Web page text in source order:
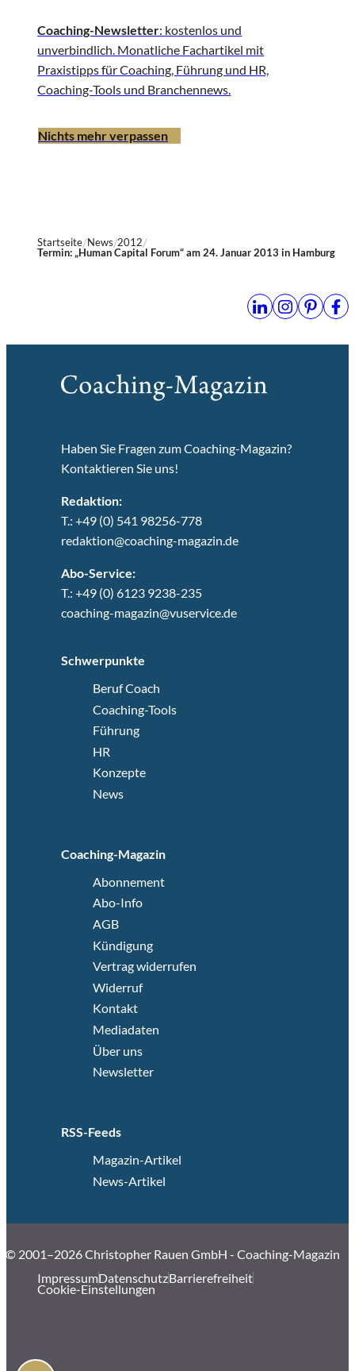
Coaching-Newsletter: kostenlos und
unverbindlich. Monatliche Fachartikel mit
Praxistipps für Coaching, Führung und HR,
Coaching-Tools und Branchennews.
Nichts mehr verpassen
Startseite News 2012
Termin: „Human Capital Forum“ am 24. Januar 2013 in Hamburg
Haben Sie Fragen zum Coaching-Magazin?
Kontaktieren Sie uns!
Redaktion:
T.: +49 (0) 541 98256-778
redaktion@coaching-magazin.de
Abo-Service:
T.: +49 (0) 6123 9238-235
coaching-magazin@vuservice.de
Schwerpunkte
Beruf Coach
Coaching-Tools
Führung
HR
Konzepte
News
Coaching-Magazin
Abonnement
Abo-Info
AGB
Kündigung
Vertrag widerrufen
Widerruf
Kontakt
Mediadaten
Über uns
Newsletter
RSS-Feeds
Magazin-Artikel
News-Artikel
© 2001–2026 Christopher Rauen GmbH - Coaching-Magazin
ImpressumDatenschutzBarrierefreiheit
Cookie-Einstellungen